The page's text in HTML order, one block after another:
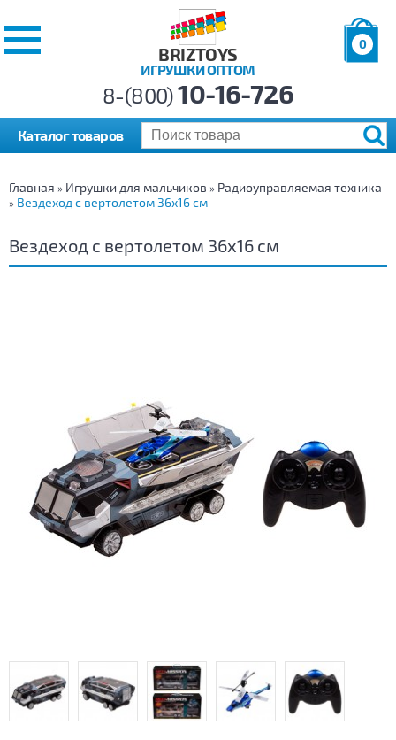
BRIZTOYS
ИГРУШКИ ОПТОМ
0
р.
8-(800)10-16-726
Каталог товаров
Главная » Игрушки для мальчиков » Радиоуправляемая техника
» Вездеход с вертолетом 36х16 см
Вездеход с вертолетом 36х16 см